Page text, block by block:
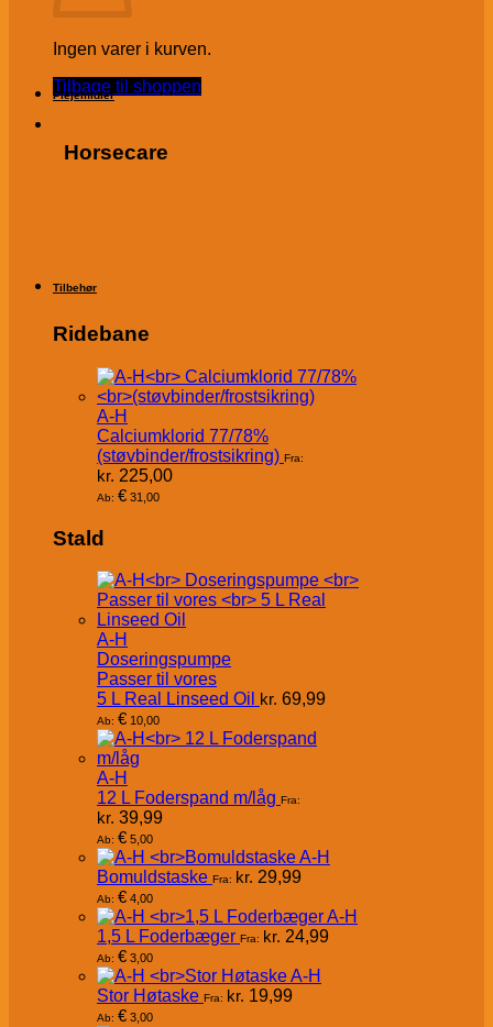
Ingen varer i kurven.
Tilbage til shoppen
Plejemidler
Horsecare
Tilbehør
Ridebane
A-H
Calciumklorid 77/78%
(støvbinder/frostsikring) Fra:
kr. 225,00
Ab: € 31,00
Stald
A-H
Doseringspumpe
Passer til vores
5 L Real Linseed Oil kr. 69,99
Ab: € 10,00
A-H
12 L Foderspand m/låg Fra:
kr. 39,99
Ab: € 5,00
A-H
Bomuldstaske Fra: kr. 29,99
Ab: € 4,00
A-H
1,5 L Foderbæger Fra: kr. 24,99
Ab: € 3,00
A-H
Stor Høtaske Fra: kr. 19,99
Ab: € 3,00